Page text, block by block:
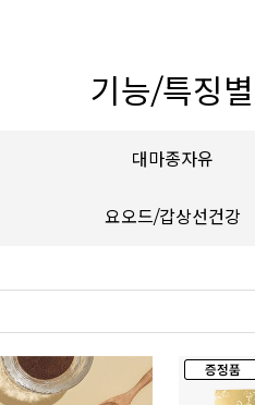
기능/특징별
대마종자유
요오드/갑상선건강